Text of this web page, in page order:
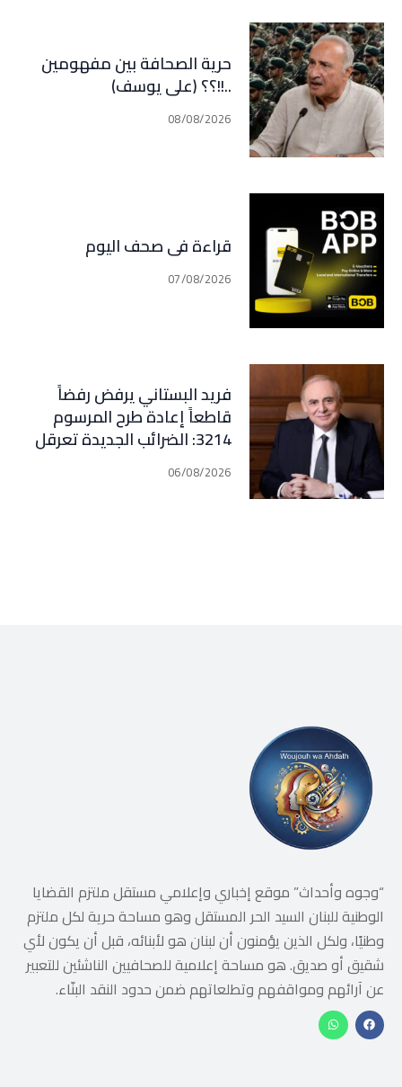
حرية الصحافة بين مفهومين
..!!؟؟ (علي يوسف)
08/08/2026
قراءة في صحف اليوم
07/08/2026
فريد البستاني يرفض رفضاً
قاطعاً إعادة طرح المرسوم
3214: الضرائب الجديدة تعرقل
التعافي الاقتصادي وتناقض
مبدأ الشراكة
06/08/2026
“وجوه وأحداث” موقع إخباري وإعلامي مستقل ملتزم القضايا
الوطنية للبنان السيد الحر المستقل وهو مساحة حرية لكل ملتزم
وطنيًا، ولكل الذين يؤمنون أن لبنان هو لأبنائه، قبل أن يكون لأي
شقيق أو صديق. هو مساحة إعلامية للصحافيين الناشئين للتعبير
عن آرائهم ومواقفهم وتطلعاتهم ضمن حدود النقد البنّاء.